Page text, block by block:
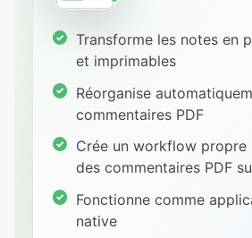
Transforme les notes en
et imprimables
Réorganise
commentaires PDF
Crée un workflow propre
des commentaires PDF
Fonctionne comme
native